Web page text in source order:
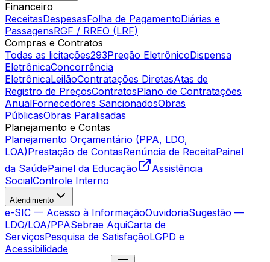
Financeiro
ReceitasDespesasFolha de PagamentoDiárias e
PassagensRGF / RREO (LRF)
Compras e Contratos
Todas as licitações293Pregão EletrônicoDispensa
EletrônicaConcorrência
EletrônicaLeilãoContratações DiretasAtas de
Registro de PreçosContratosPlano de Contratações
AnualFornecedores SancionadosObras
PúblicasObras Paralisadas
Planejamento e Contas
Planejamento Orçamentário (PPA, LDO,
LOA)Prestação de ContasRenúncia de ReceitaPainel
da SaúdePainel da Educação
Assistência
SocialControle Interno
Atendimento
e-SIC — Acesso à InformaçãoOuvidoriaSugestão —
LDO/LOA/PPASebrae AquiCarta de
ServiçosPesquisa de SatisfaçãoLGPD e
Acessibilidade